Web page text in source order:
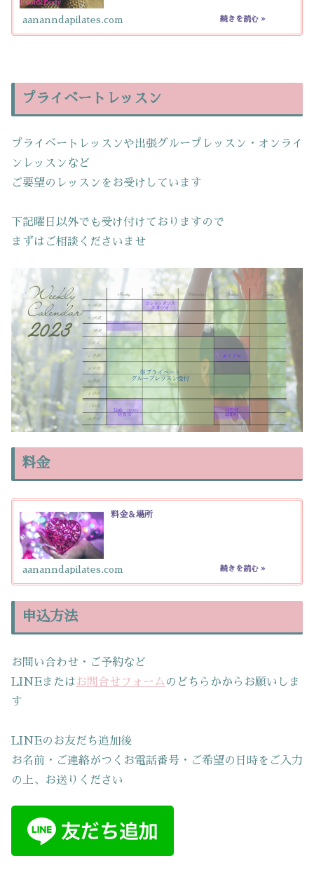
aananndapilates.com
プライベートレッスン
プライベートレッスンや出張グループレッスン・オンライ
ンレッスンなど
ご要望のレッスンをお受けしています
下記曜日以外でも受け付けておりますので
まずはご相談くださいませ
料金
料金＆場所
aananndapilates.com
申込方法
お問い合わせ・ご予約など
LINEまたはお問合せフォーム のどちらかからお願いしま
す
LINEのお友だち追加後
お名前・ご連絡がつくお電話番号・ご希望の日時をご入力
の上、お送りください